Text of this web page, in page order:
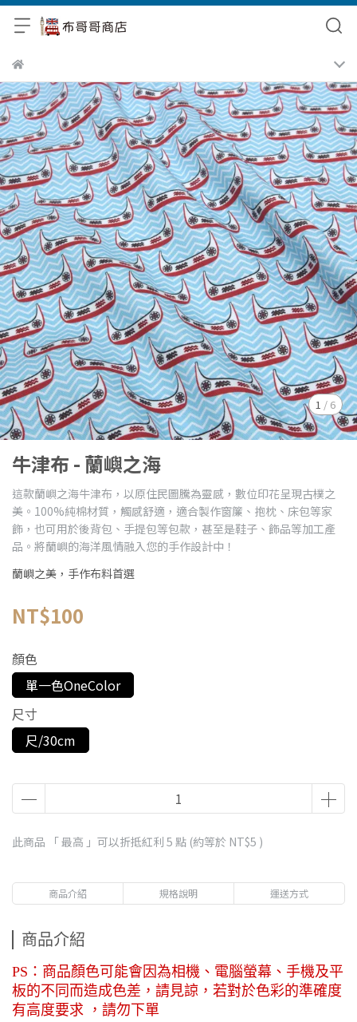
1 / 6
牛津布 - 蘭嶼之海
這款蘭嶼之海牛津布，以原住民圖騰為靈感，數位印花呈現古樸之
美。100%純棉材質，觸感舒適，適合製作窗簾、抱枕、床包等家
飾，也可用於後背包、手提包等包款，甚至是鞋子、飾品等加工產
品。將蘭嶼的海洋風情融入您的手作設計中！
蘭嶼之美，手作布料首選
NT$100
顏色
單一色OneColor
尺寸
尺/30cm
此商品 「 最高 」可以折抵紅利 5 點 (約等於 NT$5 )
商品介紹 規格說明 運送方式
商品介紹
PS：商品顏色可能會因為相機、電腦螢幕、手機及平
板的不同而造成色差，請見諒，若對於色彩的準確度
有高度要求 ，請勿下單